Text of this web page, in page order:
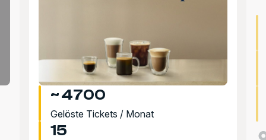
~ 4700
Gelöste Tickets / Monat
15